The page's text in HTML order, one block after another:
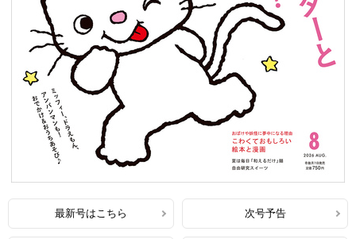
最新号はこちら 次号予告